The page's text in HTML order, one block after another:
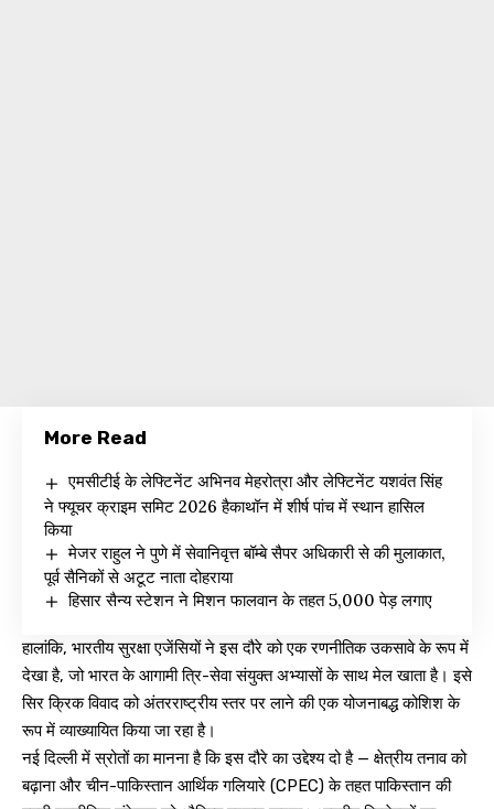
More Read
एमसीटीई के लेफ्टिनेंट अभिनव मेहरोत्रा और लेफ्टिनेंट यशवंत सिंह
ने फ्यूचर क्राइम समिट 2026 हैकाथॉन में शीर्ष पांच में स्थान हासिल
किया
मेजर राहुल ने पुणे में सेवानिवृत्त बॉम्बे सैपर अधिकारी से की मुलाकात,
पूर्व सैनिकों से अटूट नाता दोहराया
हिसार सैन्य स्टेशन ने मिशन फालवान के तहत 5,000 पेड़ लगाए
हालांकि, भारतीय सुरक्षा एजेंसियों ने इस दौरे को एक रणनीतिक उकसावे के रूप में
देखा है, जो भारत के आगामी त्रि-सेवा संयुक्त अभ्यासों के साथ मेल खाता है। इसे
सिर क्रिक विवाद को अंतरराष्ट्रीय स्तर पर लाने की एक योजनाबद्ध कोशिश के
रूप में व्याख्यायित किया जा रहा है।
नई दिल्ली में स्रोतों का मानना है कि इस दौरे का उद्देश्य दो है — क्षेत्रीय तनाव को
बढ़ाना और चीन-पाकिस्तान आर्थिक गलियारे (CPEC) के तहत पाकिस्तान की